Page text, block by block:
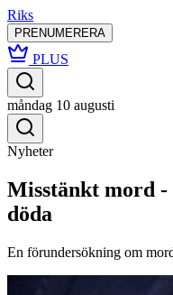
Riks
PRENUMERERA
PLUS
måndag 10 augusti
Nyheter
Misstänkt mord -
döda
En förundersökning om